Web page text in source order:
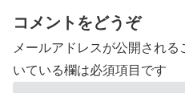
コメントをどうぞ
メールアドレスが公開される
いている欄は必須項目です